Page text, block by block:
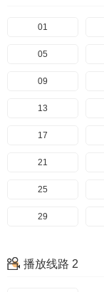
01
05
09
13
17
21
25
29
37
播放线路 2